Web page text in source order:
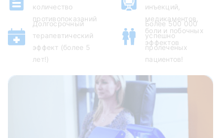
количество
противопоказаний
инъекций,
медикаментов,
боли и побочных
эффектов
Долгосрочный
терапевтический
эффект (более 5
лет!)
Более 500 000
успешно
пролеченых
пациентов!